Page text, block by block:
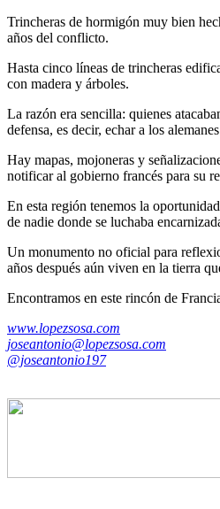
Trincheras de hormigón muy bien
años del conflicto.
Hasta cinco líneas de trincheras
con madera y árboles.
La razón era sencilla: quienes
defensa, es decir, echar a los
Hay mapas, mojoneras y
notificar al gobierno francés para su
En esta región tenemos la
de nadie donde se luchaba
Un monumento no oficial para
años después aún viven en la tierra
Encontramos en este rincón de
www.lopezsosa.com
joseantonio@lopezsosa.com
@joseantonio197